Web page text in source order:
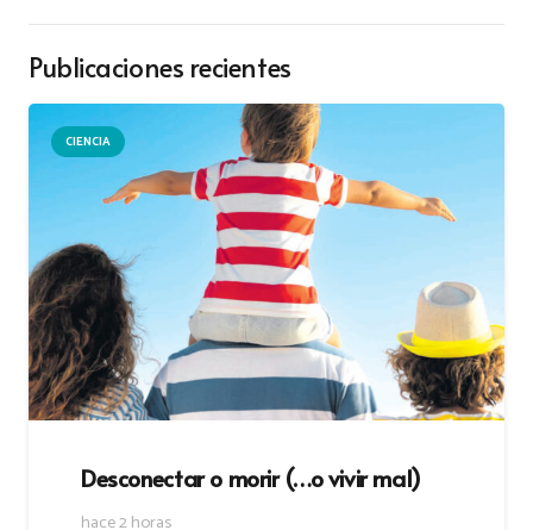
Publicaciones recientes
CIENCIA
Desconectar o morir (…o vivir mal)
hace 2 horas